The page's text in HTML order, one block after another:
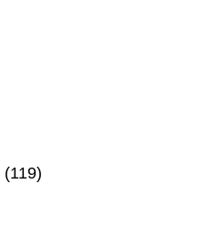
(119)